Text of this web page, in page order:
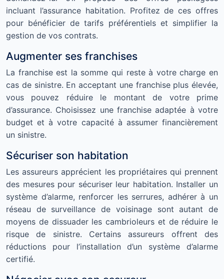
incluant l’assurance habitation. Profitez de ces offres
pour bénéficier de tarifs préférentiels et simplifier la
gestion de vos contrats.
Augmenter ses franchises
La franchise est la somme qui reste à votre charge en
cas de sinistre. En acceptant une franchise plus élevée,
vous pouvez réduire le montant de votre prime
d’assurance. Choisissez une franchise adaptée à votre
budget et à votre capacité à assumer financièrement
un sinistre.
Sécuriser son habitation
Les assureurs apprécient les propriétaires qui prennent
des mesures pour sécuriser leur habitation. Installer un
système d’alarme, renforcer les serrures, adhérer à un
réseau de surveillance de voisinage sont autant de
moyens de dissuader les cambrioleurs et de réduire le
risque de sinistre. Certains assureurs offrent des
réductions pour l’installation d’un système d’alarme
certifié.